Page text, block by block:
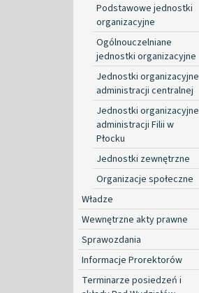
Podstawowe jednostki
organizacyjne
Ogólnouczelniane
jednostki organizacyjne
Jednostki organizacyjne
administracji centralnej
Jednostki organizacyjne
administracji Filii w
Płocku
Jednostki zewnętrzne
Organizacje społeczne
Władze
Wewnętrzne akty prawne
Sprawozdania
Informacje Prorektorów
Terminarze posiedzeń i